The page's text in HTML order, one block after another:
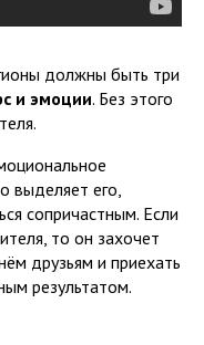
должны быть три
и эмоции. Без этого
выделяет его,
сопричастным. Если
то он захочет
друзьям и приехать
результатом.